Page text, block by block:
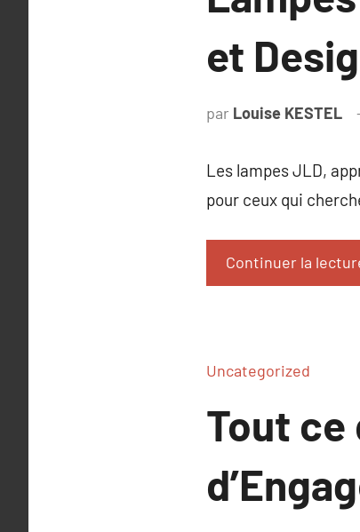
et
par Louise KESTEL
Les lampes JLD,
pour ceux qui
Continuer la
Uncategorized
Tout ce